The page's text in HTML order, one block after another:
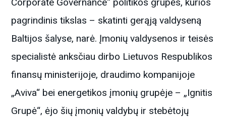
pagrindinis tikslas – skatinti gerąją valdyseną
Baltijos šalyse, narė. Įmonių valdysenos ir teisės
specialistė anksčiau dirbo Lietuvos Respublikos
finansų ministerijoje, draudimo kompanijoje
„Aviva“ bei energetikos įmonių grupėje – „Ignitis
Grupė“, ėjo šių įmonių valdybų ir stebėtojų